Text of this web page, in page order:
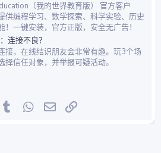
（我的世界教育版） 官方客户
供编程学习、数学探索、科学实验、历史
一键安装，官方正版，安全无广告！
连接不良？
接，在线结识朋友会非常有趣。玩3个场
信任对象，并举报可疑活动。
Tumblr WhatsApp
邮件